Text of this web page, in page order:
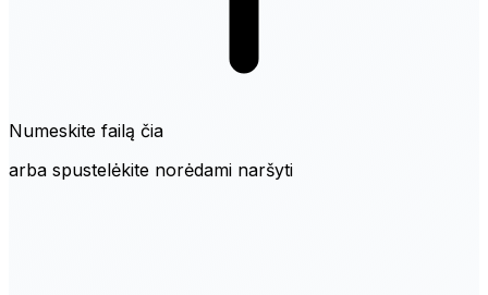
Numeskite failą čia
arba spustelėkite norėdami naršyti